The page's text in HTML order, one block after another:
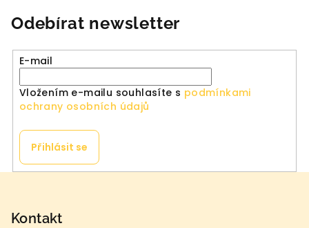
Odebírat newsletter
E-mail
Vložením e-mailu souhlasíte s podmínkami
ochrany osobních údajů
Přihlásit se
Kontakt